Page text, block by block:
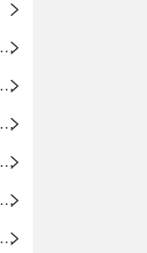
博山区妇幼保健院
博山区疾病预防控制中心
博山经济开发区卫生院
博山区源泉中心卫生院（博山区第二人民医院）
博山区岳庄中心卫生院
博山区石马镇卫生院